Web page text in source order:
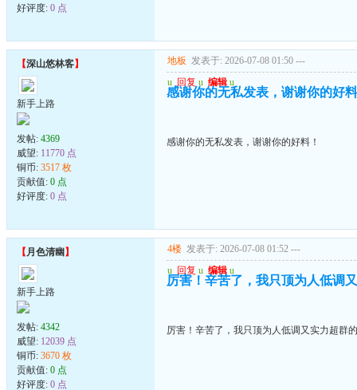
好评度: 0 点
【深山悠林客】
新手上路
发帖: 4369
威望: 11770 点
铜币: 3517 枚
贡献值: 0 点
好评度: 0 点
地板 发表于: 2026-07-08 01:50 ---
u 回复 u 编辑 u
感谢你的无私发表，谢谢你的好
感谢你的无私发表，谢谢你的好料！
【月色清幽 】
新手上路
发帖: 4342
威望: 12039 点
铜币: 3670 枚
贡献值: 0 点
好评度: 0 点
4楼 发表于: 2026-07-08 01:52 ---
u 回复 u 编辑 u
厉害！辛苦了，我只顶为人低调
厉害！辛苦了，我只顶为人低调又实力超群